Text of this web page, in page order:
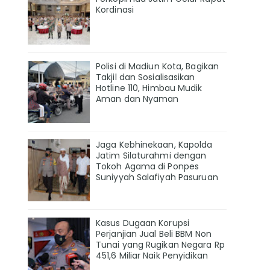
Kordinasi
Polisi di Madiun Kota, Bagikan
Takjil dan Sosialisasikan
Hotline 110, Himbau Mudik
Aman dan Nyaman
Jaga Kebhinekaan, Kapolda
Jatim Silaturahmi dengan
Tokoh Agama di Ponpes
Suniyyah Salafiyah Pasuruan
Kasus Dugaan Korupsi
Perjanjian Jual Beli BBM Non
Tunai yang Rugikan Negara Rp
451,6 Miliar Naik Penyidikan